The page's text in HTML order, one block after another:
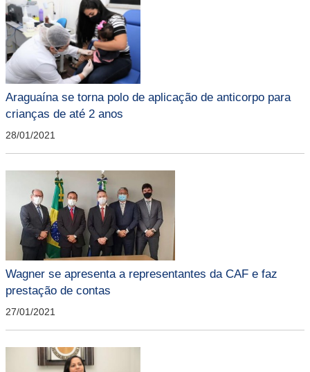
Araguaína se torna polo de aplicação de anticorpo para
crianças de até 2 anos
28/01/2021
Wagner se apresenta a representantes da CAF e faz
prestação de contas
27/01/2021